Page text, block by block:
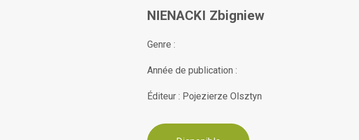
NIENACKI Zbigniew
Genre :
Année de publication :
Éditeur : Pojezierze Olsztyn